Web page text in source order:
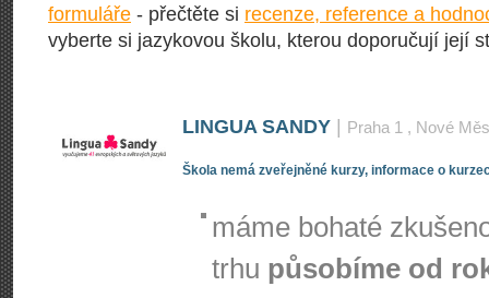
formuláře - přečtěte si recenze, reference a
vyberte si jazykovou školu, kterou doporučují její
LINGUA SANDY Praha 1 , Nové
Škola nemá zveřejněné kurzy, informace o
máme bohaté
trhu působíme od